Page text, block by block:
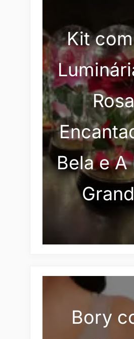
Kit
Rosa
Bela e A
Bory